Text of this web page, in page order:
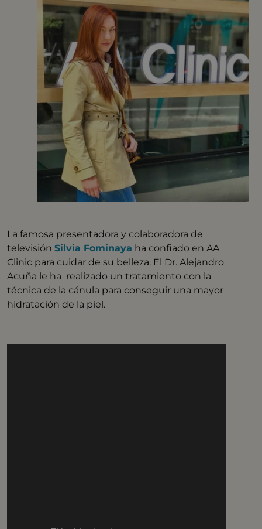
La famosa presentadora y colaboradora de
televisiónSilvia Fominaya ha confiado en AA
Clinic para cuidar de su belleza. El Dr. Alejandro
Acuña le ha realizado un tratamiento con la
técnica de la cánula para conseguir una mayor
hidratación de la piel.